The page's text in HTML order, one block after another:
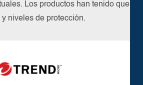
Los productos han tenido que
niveles de protección.